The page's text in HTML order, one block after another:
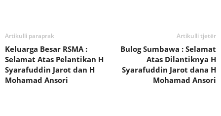
Artikulli paraprak
Keluarga Besar RSMA :
Selamat Atas Pelantikan H
Syarafuddin Jarot dan H
Mohamad Ansori
Artikulli tjetër
Bulog Sumbawa : Selamat
Atas Dilantiknya H
Syarafuddin Jarot dana H
Mohamad Ansori